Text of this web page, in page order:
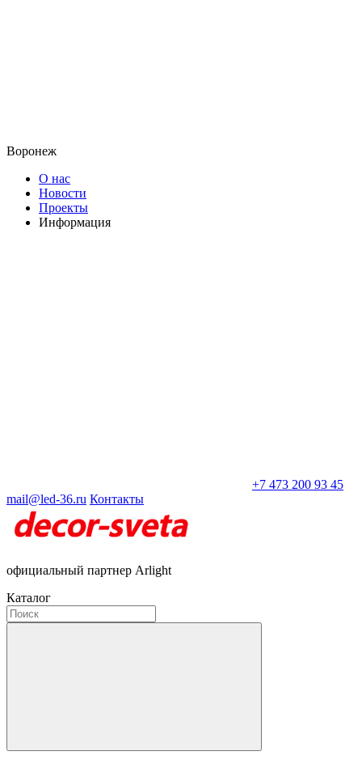
Воронеж
О нас
Новости
Проекты
Информация
+7 473 200 93 45
mail@led-36.ru Контакты
официальный партнер Arlight
Каталог